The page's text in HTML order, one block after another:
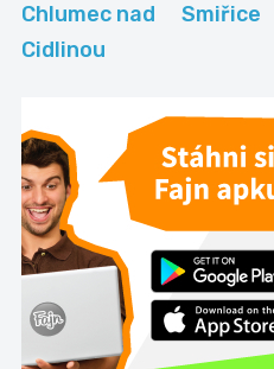
Chlumec nad
Cidlinou
Smiřice